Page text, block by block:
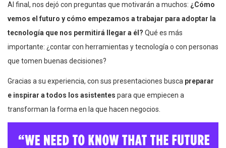
Al final, nos dejó con preguntas que motivarán a muchos: ¿Cómo
vemos el futuro y cómo empezamos a trabajar para adoptar la
tecnología que nos permitirá llegar a él? Qué es más
importante: ¿contar con herramientas y tecnología o con personas
que tomen buenas decisiones?
Gracias a su experiencia, con sus presentaciones busca preparar
e inspirar a todos los asistentes para que empiecen a
transforman la forma en la que hacen negocios.